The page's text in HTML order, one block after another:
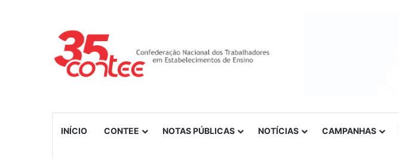
INÍCIO CONTEE NOTAS PÚBLICAS NOTÍCIAS CAMPANHAS